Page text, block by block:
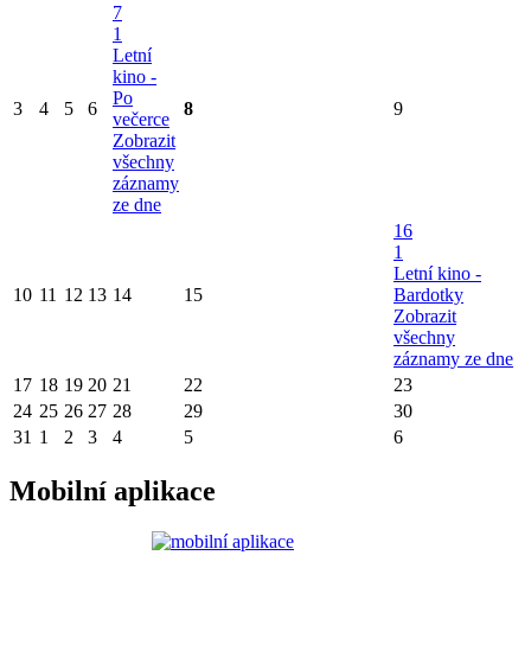
3 4 5 6
7
1
Letní
kino -
Po
večerce
Zobrazit
všechny
záznamy
ze dne
8 9
10 11 12 13 14 15
16
1
Letní kino -
Bardotky
Zobrazit
všechny
záznamy ze dne
17 18 19 20 21 22
23
24 25 26 27 28 29
30
31 1 2 3 4 5 6
Mobilní aplikace